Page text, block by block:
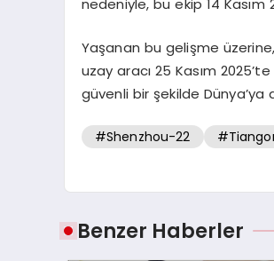
nedeniyle, bu ekip 14 Kasım
Yaşanan bu gelişme
uzay aracı 25 Kasım
güvenli bir şekilde Dünya’ya
#Shenzhou-22
Benzer Haberler